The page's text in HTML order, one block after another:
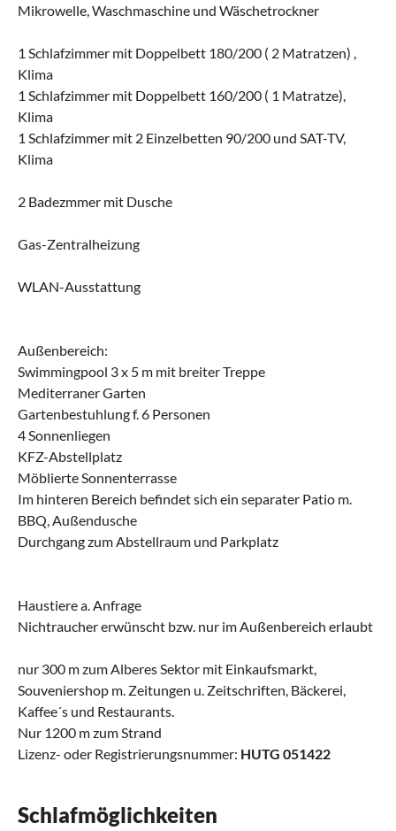
Mikrowelle, Waschmaschine und Wäschetrockner
1 Schlafzimmer mit Doppelbett 180/200 ( 2 Matratzen) ,
Klima
1 Schlafzimmer mit Doppelbett 160/200 ( 1 Matratze),
Klima
1 Schlafzimmer mit 2 Einzelbetten 90/200 und SAT-TV,
Klima
2 Badezmmer mit Dusche
Gas-Zentralheizung
WLAN-Ausstattung
Außenbereich:
Swimmingpool 3 x 5 m mit breiter Treppe
Mediterraner Garten
Gartenbestuhlung f. 6 Personen
4 Sonnenliegen
KFZ-Abstellplatz
Möblierte Sonnenterrasse
Im hinteren Bereich befindet sich ein separater Patio m.
BBQ, Außendusche
Durchgang zum Abstellraum und Parkplatz
Haustiere a. Anfrage
Nichtraucher erwünscht bzw. nur im Außenbereich erlaubt
nur 300 m zum Alberes Sektor mit Einkaufsmarkt,
Souveniershop m. Zeitungen u. Zeitschriften, Bäckerei,
Kaffee´s und Restaurants.
Nur 1200 m zum Strand
Lizenz- oder Registrierungsnummer: HUTG 051422
Schlafmöglichkeiten